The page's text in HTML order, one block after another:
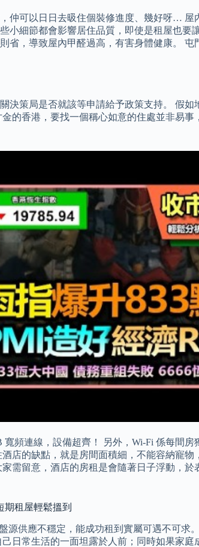
仲可以日日去昅住個裝修進度、幾好呀…
小細節都會影響居住品質，即使是租屋也
省，導致屋內甲醛過高，有害身體健康。
決策局是否就該等申請給予政策支持。 假
的香港，要找一個稱心如意的住處並非易
頻連線，設備超齊！ 另外，Wi-Fi 係每間
店的缺點，就是房間面積細，不能容納寵
需留意，酒店的房租是會隨著日子浮動，
租屋輕鬆搵到
源供應不穩定，能成功租到實屬可遇不可
日常生活的一面坦露於人前；同時如果家